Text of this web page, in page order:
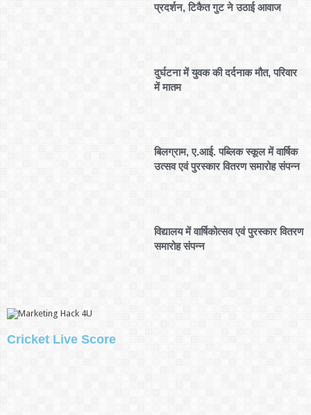
प्रदर्शन, टिकैत गुट ने उठाई आवाज
दुर्घटना में युवक की दर्दनाक मौत, परिवार
में मातम
बिलग्राम, ए.आई. पब्लिक स्कूल में वार्षिक
उत्सव एवं पुरस्कार वितरण समारोह संपन्न
विद्यालय में वार्षिकोत्सव एवं पुरस्कार वितरण
समारोह संपन्न
Cricket Live Score